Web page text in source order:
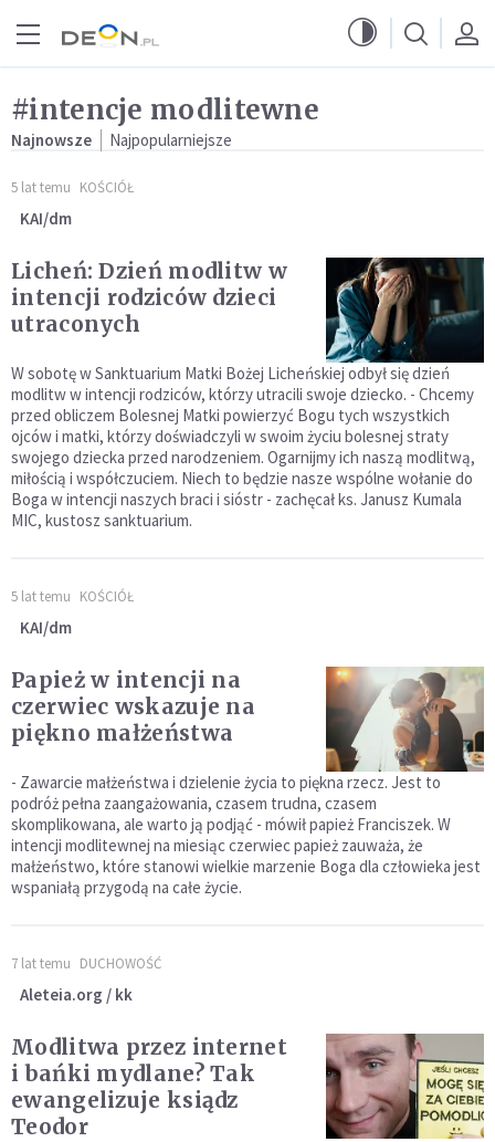
#intencje modlitewne
Najnowsze Najpopularniejsze
5 lat temu KOŚCIÓŁ
KAI/dm
Licheń: Dzień modlitw w
intencji rodziców dzieci
utraconych
W sobotę w Sanktuarium Matki Bożej Licheńskiej odbył się dzień
modlitw w intencji rodziców, którzy utracili swoje dziecko. - Chcemy
przed obliczem Bolesnej Matki powierzyć Bogu tych wszystkich
ojców i matki, którzy doświadczyli w swoim życiu bolesnej straty
swojego dziecka przed narodzeniem. Ogarnijmy ich naszą modlitwą,
miłością i współczuciem. Niech to będzie nasze wspólne wołanie do
Boga w intencji naszych braci i sióstr - zachęcał ks. Janusz Kumala
MIC, kustosz sanktuarium.
5 lat temu KOŚCIÓŁ
KAI/dm
Papież w intencji na
czerwiec wskazuje na
piękno małżeństwa
- Zawarcie małżeństwa i dzielenie życia to piękna rzecz. Jest to
podróż pełna zaangażowania, czasem trudna, czasem
skomplikowana, ale warto ją podjąć - mówił papież Franciszek. W
intencji modlitewnej na miesiąc czerwiec papież zauważa, że
małżeństwo, które stanowi wielkie marzenie Boga dla człowieka jest
wspaniałą przygodą na całe życie.
7 lat temu DUCHOWOŚĆ
Aleteia.org / kk
Modlitwa przez internet
i bańki mydlane? Tak
ewangelizuje ksiądz
Teodor